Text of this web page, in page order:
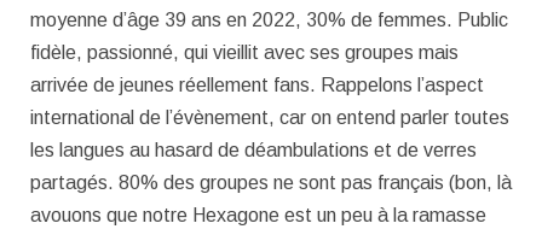
moyenne d’âge 39 ans en 2022, 30% de femmes. Public
fidèle, passionné, qui vieillit avec ses groupes mais
arrivée de jeunes réellement fans. Rappelons l’aspect
international de l’évènement, car on entend parler toutes
les langues au hasard de déambulations et de verres
partagés. 80% des groupes ne sont pas français (bon, là
avouons que notre Hexagone est un peu à la ramasse